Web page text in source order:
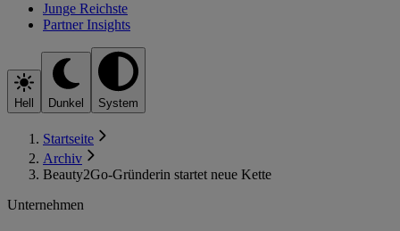
Junge Reichste
Partner Insights
Hell Dunkel System
Startseite
Archiv
Beauty2Go-Gründerin startet neue Kette
Unternehmen